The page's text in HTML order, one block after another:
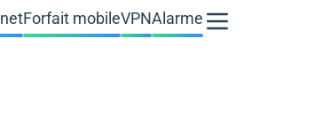
Forfait mobileVPNAlarme